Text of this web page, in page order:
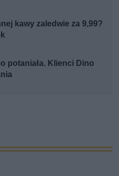
kawy zaledwie za 9,99?
potaniała. Klienci Dino